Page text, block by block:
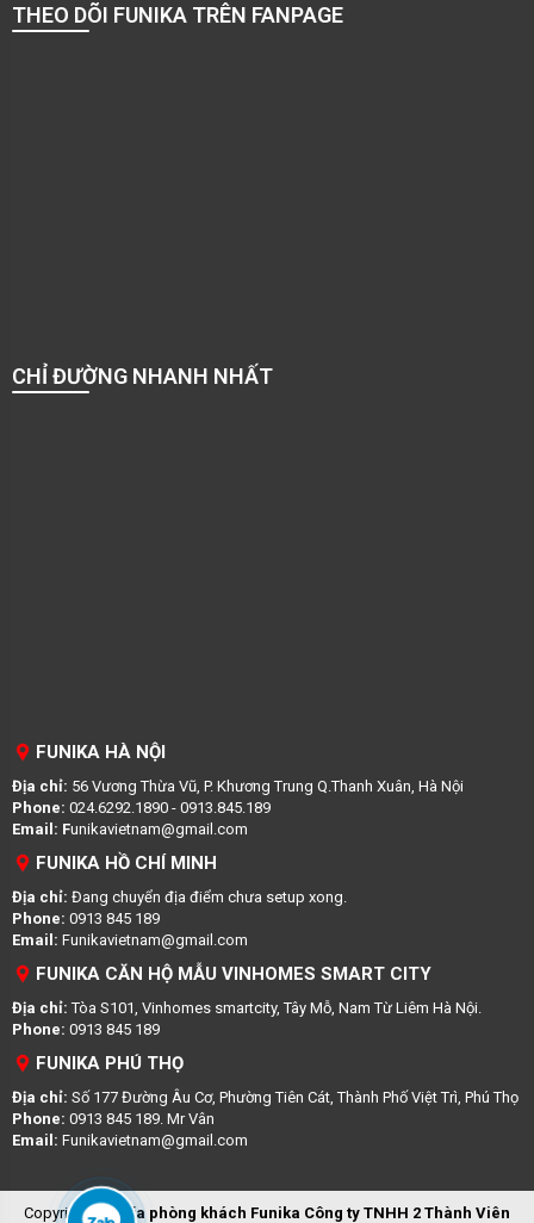
THEO DÕI FUNIKA TRÊN FANPAGE
CHỈ ĐƯỜNG NHANH NHẤT
FUNIKA HÀ NỘI
Địa chỉ: 56 Vương Thừa Vũ, P. Khương Trung Q.Thanh Xuân, Hà Nội
Phone: 024.6292.1890 - 0913.845.189
Email: Funikavietnam@gmail.com
FUNIKA HỒ CHÍ MINH
Địa chỉ: Đang chuyển địa điểm chưa setup xong.
Phone: 0913 845 189
Email: Funikavietnam@gmail.com
FUNIKA CĂN HỘ MẪU VINHOMES SMART CITY
Địa chỉ:Tòa S101, Vinhomes smartcity, Tây Mỗ, Nam Từ Liêm Hà Nội.
Phone: 0913 845 189
FUNIKA PHÚ THỌ
Địa chỉ: Số 177 Đường Âu Cơ, Phường Tiên Cát, Thành Phố Việt Trì, Phú Thọ
Phone: 0913 845 189. Mr Vân
Email: Funikavietnam@gmail.com
Copyright ©Sofa phòng khách Funika Công ty TNHH 2 Thành Viên